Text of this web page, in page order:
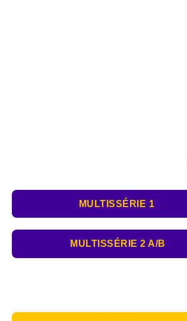
MULTISSÉRIE 1
MULTISSÉRIE 2 A/B